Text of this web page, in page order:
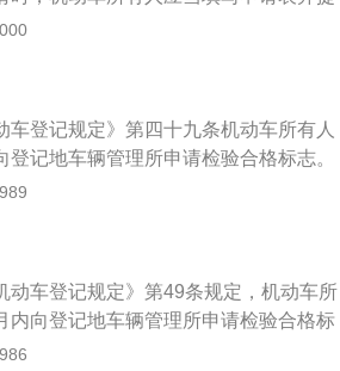
证、车船税缴纳或者免税证明、机动
,按照下列期限进行安全技术检验:(一)
的,每6个月检验1次；(二)载货汽车和
检验1次；超过10年的,每6个月检验1
每2年检验1次;超过6年的,每年检验1
托车4年以内每2年检验1次；超过4年
登记规定》第四十九条机动车所有人
记地车辆管理所申请检验合格标志。
路交通安全违法行为和交通事故处理
动车安全技术检验合格证明；6、车
原件；2、交强险副本；3、中华人民共
(盖鲜章)；5、代理人身份证复印件；
安全技术检验合格证明；8、车辆。车
驶证的车辆都必须要的一项检测，相
车登记规定》第49条规定，机动车所
向登记地车辆管理所申请检验合格标
车；2.机动车行驶证；3.有效期内的道